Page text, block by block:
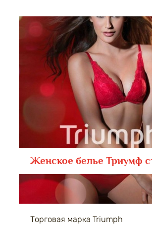
Женское белье Триумф
Торговая марка Triumph